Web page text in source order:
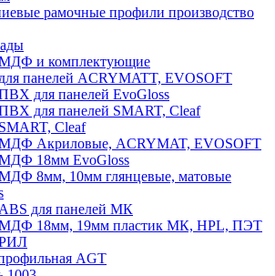
рамочные профили производство
и комплектующие
панелей ACRYMATT, EVOSOFT
для панелей EvoGloss
для панелей SMART, Cleaf
Cleaf
Акриловые, ACRYMAT, EVOSOFT
18мм EvoGloss
8мм, 10мм глянцевые, матовые
для панелей МК
18мм, 19мм пластик МК, HPL, ПЭТ
AGT